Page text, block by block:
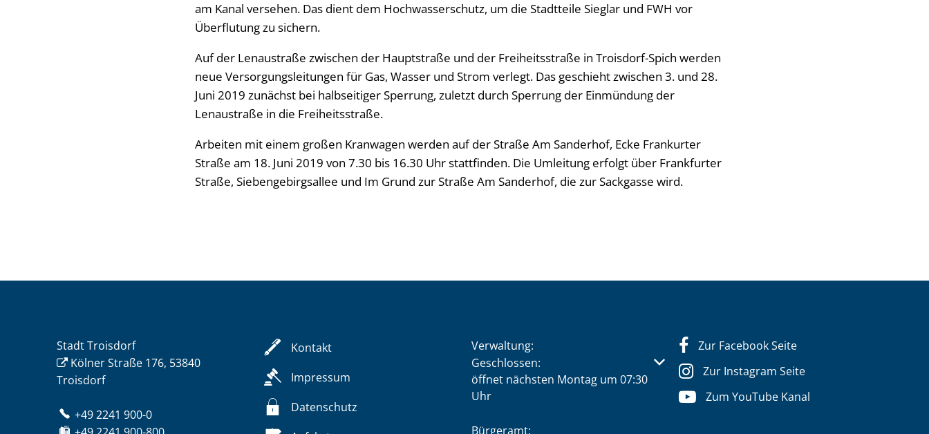
am Kanal versehen. Das dient dem Hochwasserschutz, um die Stadtteile Sieglar und FWH vor
Überflutung zu sichern.
Auf der Lenaustraße zwischen der Hauptstraße und der Freiheitsstraße in Troisdorf-Spich werden
neue Versorgungsleitungen für Gas, Wasser und Strom verlegt. Das geschieht zwischen 3. und 28.
Juni 2019 zunächst bei halbseitiger Sperrung, zuletzt durch Sperrung der Einmündung der
Lenaustraße in die Freiheitsstraße.
Arbeiten mit einem großen Kranwagen werden auf der Straße Am Sanderhof, Ecke Frankurter
Straße am 18. Juni 2019 von 7.30 bis 16.30 Uhr stattfinden. Die Umleitung erfolgt über Frankfurter
Straße, Siebengebirgsallee und Im Grund zur Straße Am Sanderhof, die zur Sackgasse wird.
Stadt Troisdorf
Kölner Straße 176, 53840
Troisdorf
+49 2241 900-0
Kontakt
Impressum
Datenschutz
Verwaltung:
Klicken, um weitere Öffnungs- oder Schließzeiten auszublenden
Geschlossen:
öffnet nächsten Montag um 07:30
Uhr
Bürgeramt:
Zur Facebook Seite
Zur Instagram Seite
Zum YouTube Kanal